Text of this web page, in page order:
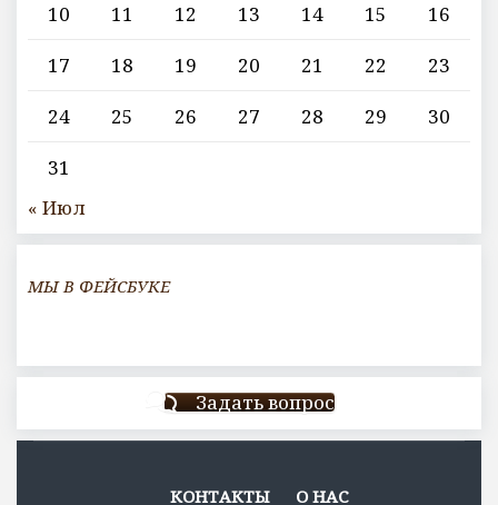
10
11 12 13 14 15
16
17
18 19 20 21 22
23
24
25 26 27 28 29
30
31
« Июл
МЫ В ФЕЙСБУКЕ
Задать вопрос
КОНТАКТЫ О НАС